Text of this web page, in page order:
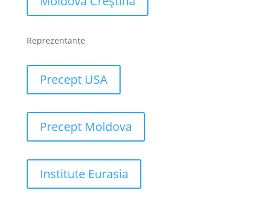
Reprezentante
Precept USA
Precept Moldova
Institute Eurasia